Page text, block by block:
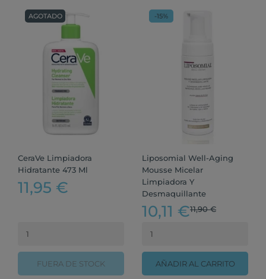
CeraVe Limpiadora
Hidratante 473 Ml
11,95 €
FUERA DE STOCK
AGOTADO
Liposomial Well-Aging
Mousse Micelar
Limpiadora Y
Desmaquillante
10,11 €11,90 €
AÑADIR AL CARRITO
-15%